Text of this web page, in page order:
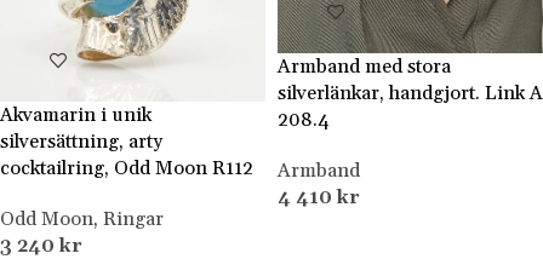
Akvamarin i unik
silversättning, arty
cocktailring, Odd Moon R112
Odd Moon, Ringar
3 240kr
Armband med stora
silverlänkar, handgjort. Link A
208.4
Armband
4 410kr